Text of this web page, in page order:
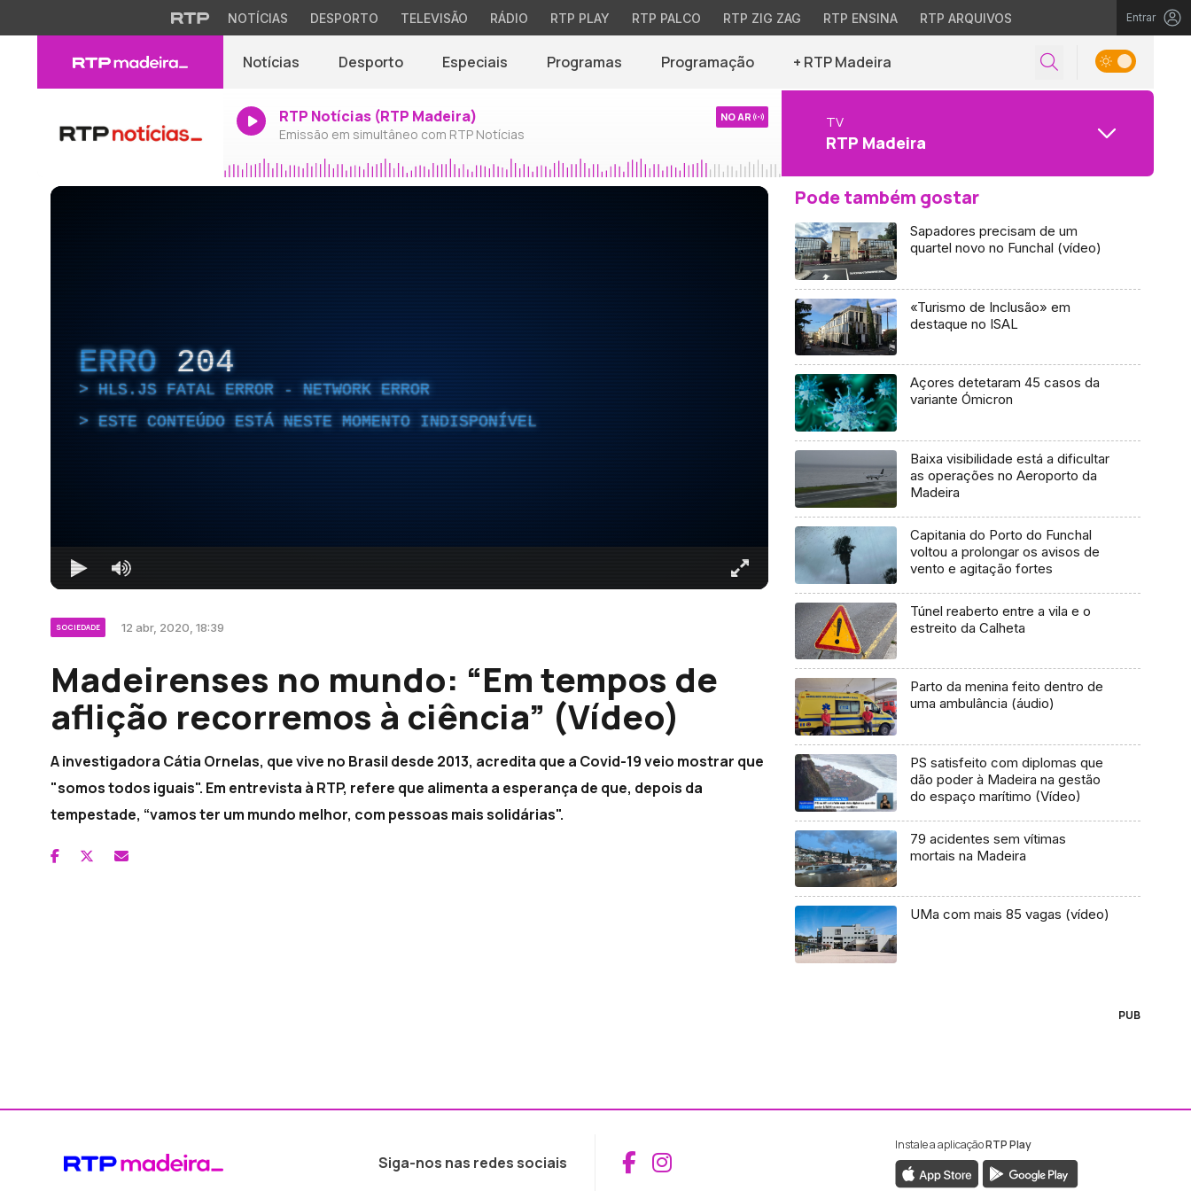
NOTÍCIAS DESPORTO TELEVISÃO RÁDIO RTP PLAY RTP PALCO RTP ZIG ZAG RTP ENSINA RTP ARQUIVOS Entrar
Notícias Desporto Especiais Programas Programação + RTP Madeira
RTP Notícias (RTP Madeira)
Emissão em simultâneo com RTP Notícias
NO AR TV
RTP Madeira
ERRO 204
HLS.JS FATAL ERROR - NETWORK ERROR
ESTE CONTEÚDO ESTÁ NESTE MOMENTO INDISPONÍVEL
SOCIEDADE 12 abr, 2020, 18:39
Madeirenses no mundo: “Em tempos de
aflição recorremos à ciência” (Vídeo)
A investigadora Cátia Ornelas, que vive no Brasil desde 2013, acredita que a Covid-19 veio mostrar que
"somos todos iguais". Em entrevista à RTP, refere que alimenta a esperança de que, depois da
tempestade, “vamos ter um mundo melhor, com pessoas mais solidárias".
Pode também gostar
Sapadores precisam de um
quartel novo no Funchal (vídeo)
«Turismo de Inclusão» em
destaque no ISAL
Açores detetaram 45 casos da
variante Ómicron
Baixa visibilidade está a dificultar
as operações no Aeroporto da
Madeira
Capitania do Porto do Funchal
voltou a prolongar os avisos de
vento e agitação fortes
Túnel reaberto entre a vila e o
estreito da Calheta
Parto da menina feito dentro de
uma ambulância (áudio)
PS satisfeito com diplomas que
dão poder à Madeira na gestão
do espaço marítimo (Vídeo)
79 acidentes sem vítimas
mortais na Madeira
UMa com mais 85 vagas (vídeo)
PUB
Siga-nos nas redes sociais Aceder ao Facebook da RTP Madeira
Aceder ao Instagram da RTP Madeira
Instale a aplicaçãoRTP Play